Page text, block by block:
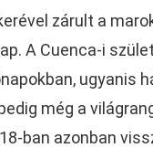
zárult a
A Cuenca-i
ugyanis
még a
ban azonban